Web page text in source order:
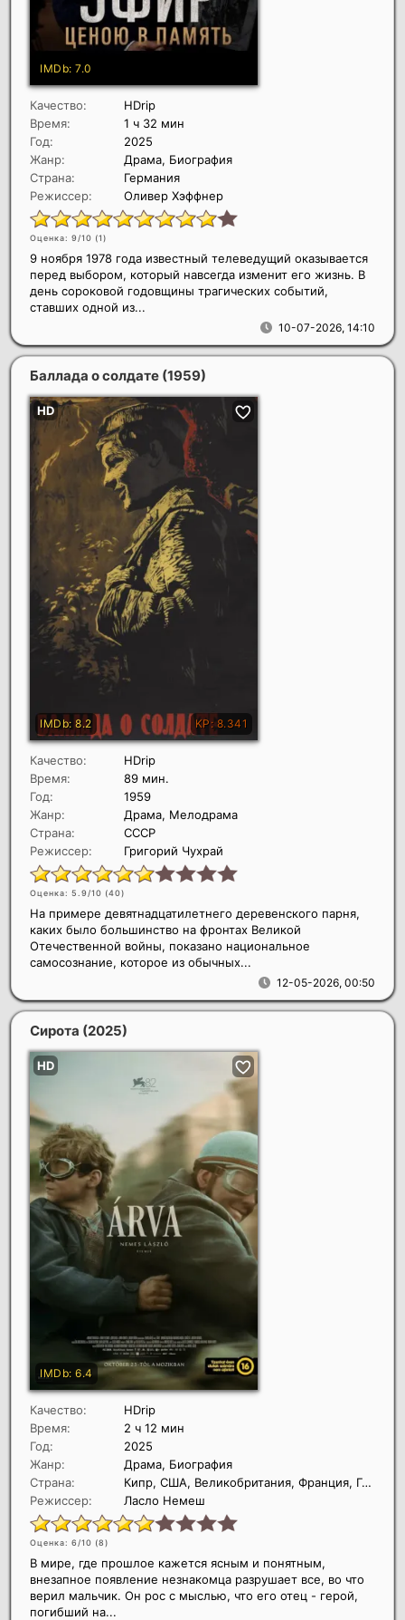
Качество:
HDrip
Время:
1 ч 32 мин
Год:
2025
Жанр:
Драма, Биография
Страна:
Германия
Режиссер:
Оливер Хэффнер
Оценка: 9/10 (1)
10-07-2026, 14:10
9 ноября 1978 года известный телеведущий оказывается
перед выбором, который навсегда изменит его жизнь. В
день сороковой годовщины трагических событий,
ставших одной из...
Баллада о солдате (1959)
Качество:
HDrip
Время:
89 мин.
Год:
1959
Жанр:
Драма, Мелодрама
Страна:
СССР
Режиссер:
Григорий Чухрай
Оценка: 5.9/10 (40)
12-05-2026, 00:50
На примере девятнадцатилетнего деревенского парня,
каких было большинство на фронтах Великой
Отечественной войны, показано национальное
самосознание, которое из обычных...
Сирота (2025)
Качество:
HDrip
Время:
2 ч 12 мин
Год:
2025
Жанр:
Драма, Биография
Страна:
Кипр, США, Великобритания, Франция, Германия, Венгрия
Режиссер:
Ласло Немеш
Оценка: 6/10 (8)
В мире, где прошлое кажется ясным и понятным,
внезапное появление незнакомца разрушает все, во что
верил мальчик. Он рос с мыслью, что его отец - герой,
погибший на...